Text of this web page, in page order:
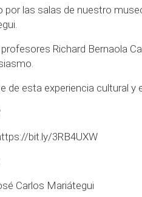
por las salas de nuestro
Richard Bernaola
de esta experiencia cultural y
bit.ly/3RB4UXW
Carlos Mariátegui